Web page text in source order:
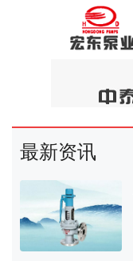
最新资讯